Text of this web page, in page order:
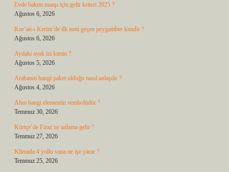
Evde bakım maaşı için gelir kriteri 2025 ?
Ağustos 6, 2026
Kur’an-ı Kerim’de ilk ismi geçen peygamber kimdir ?
Ağustos 6, 2026
Aydaki ayak izi kimin ?
Ağustos 5, 2026
Arabanın hangi paket olduğu nasıl anlaşılır ?
Ağustos 4, 2026
Altın hangi elementin sembolüdür ?
Temmuz 30, 2026
Kürtçe’de Firaz ne anlama gelir ?
Temmuz 27, 2026
Klimada 4 yollu vana ne işe yarar ?
Temmuz 25, 2026